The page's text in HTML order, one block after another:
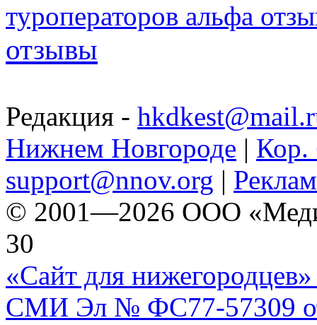
туроператоров альфа
отзывы
Редакция -
Нижнем Новгороде | Кор.
support@nnov.org |
© 2001—2026 ООО
30
«Сайт для нижегородцев»
СМИ Эл № ФС77-57309